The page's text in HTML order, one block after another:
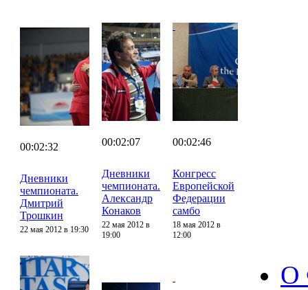
00:02:32
Дневники
чемпионата.
Дмитрий
Трошкин
22 мая 2012 в 19:30
00:02:07
Дневники
чемпионата.
Александр
Конаков
22 мая 2012 в
19:00
00:02:46
Конгресс
Европейской
Федерации
самбо
18 мая 2012 в
12:00
О